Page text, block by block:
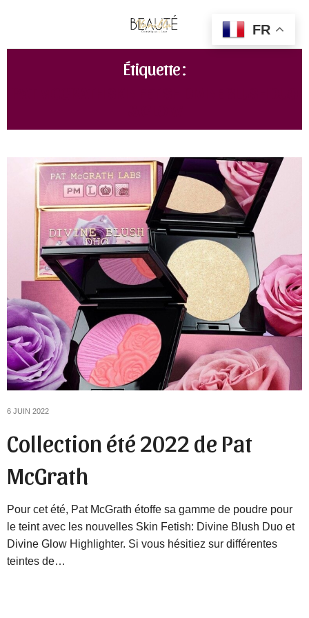
Étiquette :
6 JUIN 2022
Collection été 2022 de Pat
McGrath
Pour cet été, Pat McGrath étoffe sa gamme de poudre pour
le teint avec les nouvelles Skin Fetish: Divine Blush Duo et
Divine Glow Highlighter. Si vous hésitiez sur différentes
teintes de…
FR